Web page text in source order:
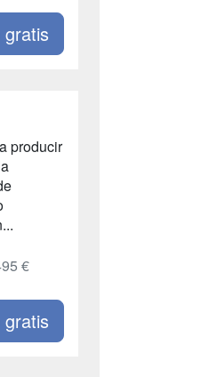
producir
€